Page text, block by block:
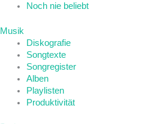
Noch nie beliebt
Musik
Diskografie
Songtexte
Songregister
Alben
Playlisten
Produktivität